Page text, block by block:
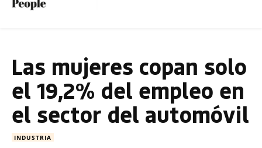
Las mujeres copan solo
el 19,2% del empleo en
el sector del automóvil
INDUSTRIA